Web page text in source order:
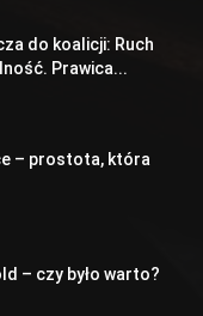
do koalicji: Ruch
Prawica...
– prostota, która
– czy było warto?